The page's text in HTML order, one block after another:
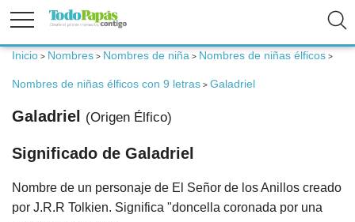
Fertilidad
Embarazo
Bebé
Niños
Inicio > Nombres > Nombres de niña > Nombres de niñas élficos >
Nombres de niñas élficos con 9 letras > Galadriel
Galadriel (Origen Élfico)
Significado de Galadriel
Nombre de un personaje de El Señor de los Anillos creado
por J.R.R Tolkien. Significa "doncella coronada por una